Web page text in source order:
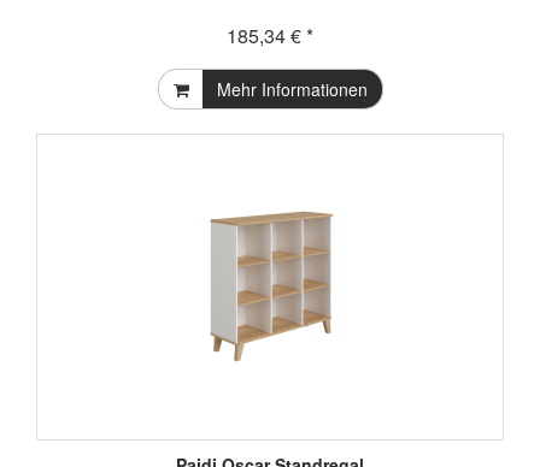
185,34 € *
Mehr Informationen